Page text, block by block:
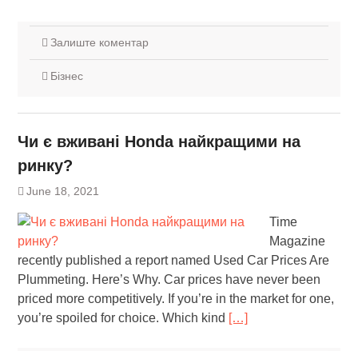
Залиште коментар
Бізнес
Чи є вживані Honda найкращими на
ринку?
June 18, 2021
Time
Magazine
recently published a report named Used Car Prices Are
Plummeting. Here’s Why. Car prices have never been
priced more competitively. If you’re in the market for one,
you’re spoiled for choice. Which kind […]